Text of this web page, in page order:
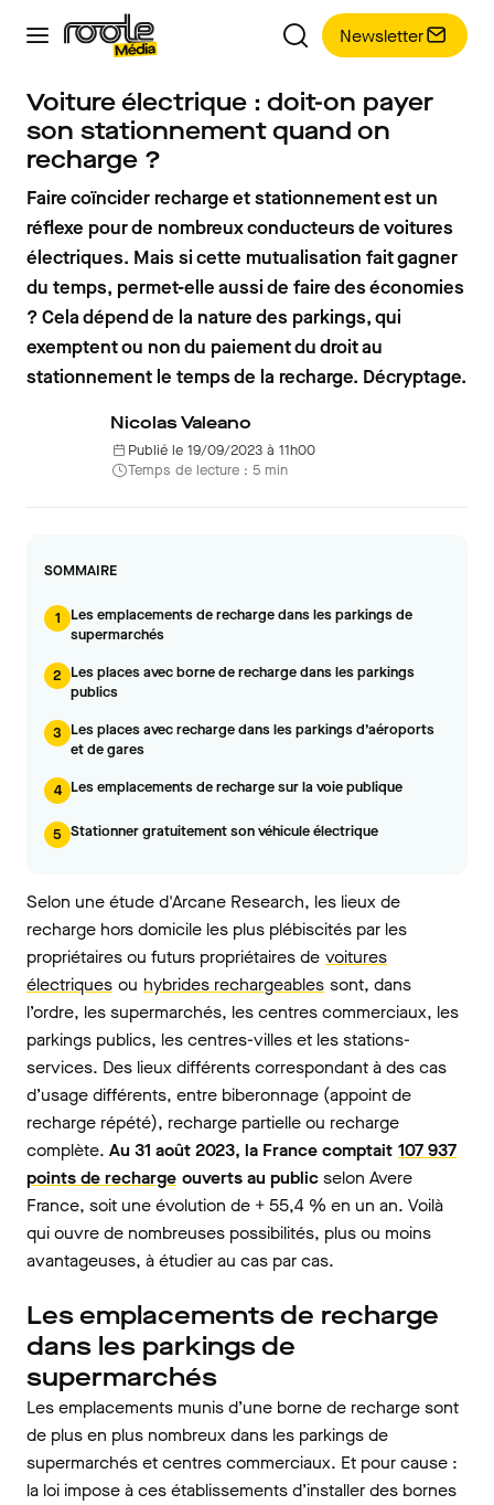
Newsletter
Voiture électrique : doit-on payer
son stationnement quand on
recharge ?
Faire coïncider recharge et stationnement est un
réflexe pour de nombreux conducteurs de voitures
électriques. Mais si cette mutualisation fait gagner
du temps, permet-elle aussi de faire des économies
? Cela dépend de la nature des parkings, qui
exemptent ou non du paiement du droit au
stationnement le temps de la recharge. Décryptage.
Nicolas Valeano
Publié le 19/09/2023 à 11h00
Temps de lecture : 5 min
SOMMAIRE
1
Les emplacements de recharge dans les parkings de
supermarchés
2 Les places avec borne de recharge dans les parkings
publics
3 Les places avec recharge dans les parkings d’aéroports
et de gares
4 Les emplacements de recharge sur la voie publique
5 Stationner gratuitement son véhicule électrique
Selon une étude d'Arcane Research, les lieux de
recharge hors domicile les plus plébiscités par les
propriétaires ou futurs propriétaires de voitures
électriques ou hybrides rechargeables sont, dans
l’ordre, les supermarchés, les centres commerciaux, les
parkings publics, les centres-villes et les stations-
services. Des lieux différents correspondant à des cas
d’usage différents, entre biberonnage (appoint de
recharge répété), recharge partielle ou recharge
complète. Au 31 août 2023, la France comptait 107 937
points de recharge ouverts au publicselon Avere
France, soit une évolution de + 55,4 % en un an. Voilà
qui ouvre de nombreuses possibilités, plus ou moins
avantageuses, à étudier au cas par cas.
Les emplacements de recharge
dans les parkings de
supermarchés
Les emplacements munis d’une borne de recharge sont
de plus en plus nombreux dans les parkings de
supermarchés et centres commerciaux. Et pour cause :
la loi impose à ces établissements d’installer des bornes